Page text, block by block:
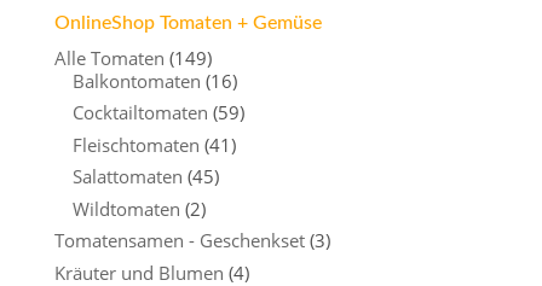
OnlineShop Tomaten + Gemüse
Alle Tomaten (149)
Balkontomaten (16)
Cocktailtomaten (59)
Fleischtomaten (41)
Salattomaten (45)
Wildtomaten (2)
Tomatensamen - Geschenkset (3)
Kräuter und Blumen (4)